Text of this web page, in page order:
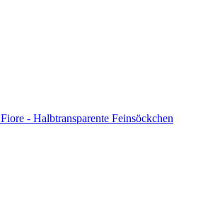
Fiore - Halbtransparente Feinsöckchen